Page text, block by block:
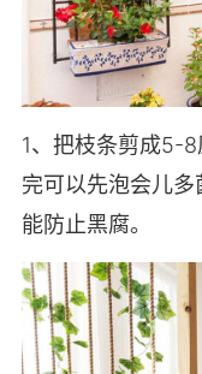
1、把枝条剪成5-
完可以先泡会儿多
能防止黑腐。